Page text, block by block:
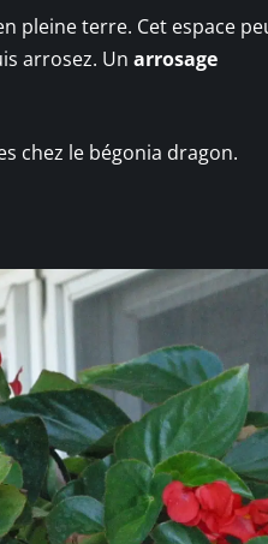
pleine terre. Cet espace
arrosez. Un arrosage
chez le bégonia dragon.